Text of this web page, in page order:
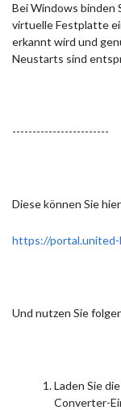
Bei Windows binden
virtuelle Festplatte
erkannt wird und
Neustarts sind
------------------------
Diese können Sie
https://portal.united-
Und nutzen Sie
Laden Sie
Converter-